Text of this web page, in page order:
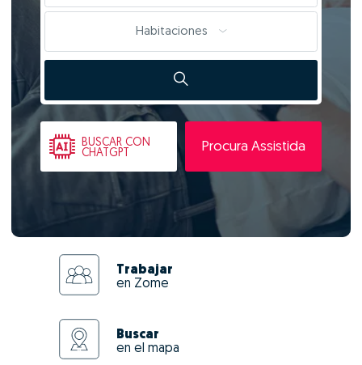
Habitaciones
BUSCAR CON
CHATGPT
Procura Assistida
Trabajar
en Zome
Buscar
en el mapa